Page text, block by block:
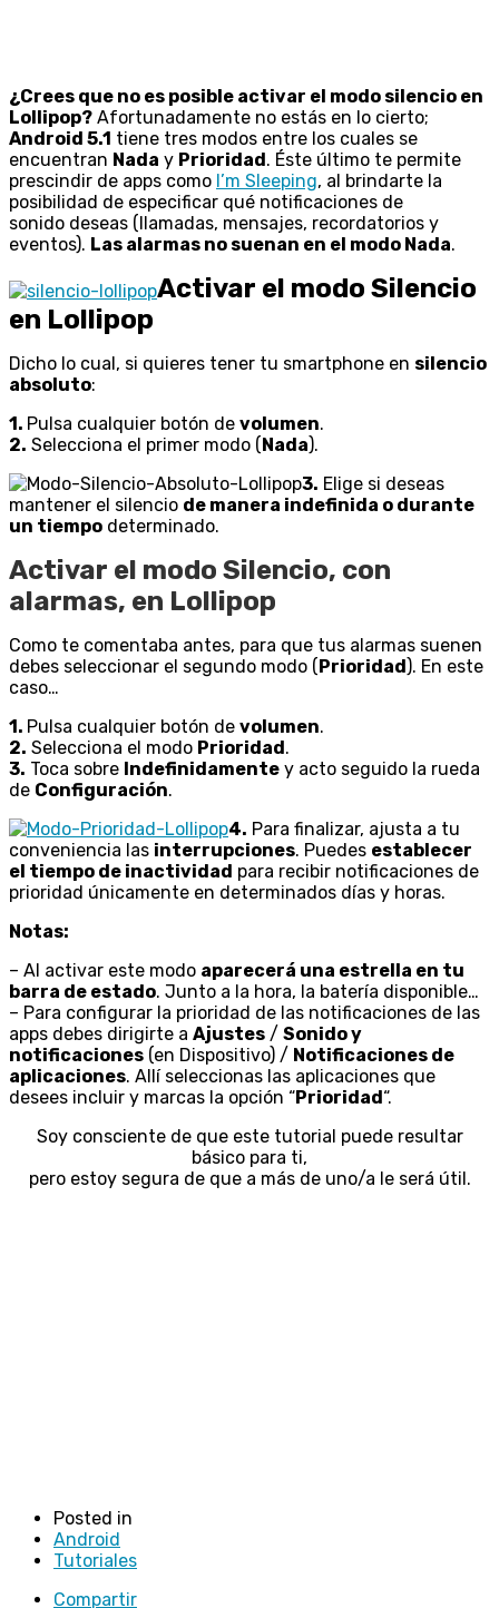
¿Crees que no es posible activar el modo silencio en
Lollipop? Afortunadamente no estás en lo cierto;
Android 5.1 tiene tres modos entre los cuales se
encuentran Nada y Prioridad. Éste último te permite
prescindir de apps como I’m Sleeping, al brindarte la
posibilidad de especificar qué notificaciones de
sonido deseas (llamadas, mensajes, recordatorios y
eventos). Las alarmas no suenan en el modo Nada.
Activar el modo Silencio
en Lollipop
Dicho lo cual, si quieres tener tu smartphone en silencio
absoluto:
1. Pulsa cualquier botón de volumen.
2. Selecciona el primer modo (Nada).
3. Elige si deseas
mantener el silencio de manera indefinida o durante
un tiempo determinado.
Activar el modo Silencio, con
alarmas, en Lollipop
Como te comentaba antes, para que tus alarmas suenen
debes seleccionar el segundo modo (Prioridad). En este
caso…
1. Pulsa cualquier botón de volumen.
2. Selecciona el modo Prioridad.
3. Toca sobre Indefinidamente y acto seguido la rueda
de Configuración.
4. Para finalizar, ajusta a tu
conveniencia las interrupciones. Puedes establecer
el tiempo de inactividad para recibir notificaciones de
prioridad únicamente en determinados días y horas.
Notas:
– Al activar este modo aparecerá una estrella en tu
barra de estado. Junto a la hora, la batería disponible…
– Para configurar la prioridad de las notificaciones de las
apps debes dirigirte a Ajustes / Sonido y
notificaciones (en Dispositivo) / Notificaciones de
aplicaciones. Allí seleccionas las aplicaciones que
desees incluir y marcas la opción “Prioridad“.
Soy consciente de que este tutorial puede resultar
básico para ti,
pero estoy segura de que a más de uno/a le será útil.
Posted in
Android
Tutoriales
Compartir